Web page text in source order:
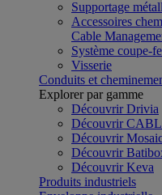
Supportage
Accessoires
Cable
Système coupe-
Visserie
Conduits et
Explorer par gamme
Découvrir Drivia
Découvrir
Découvrir
Découvrir
Découvrir Keva
Produits industriels